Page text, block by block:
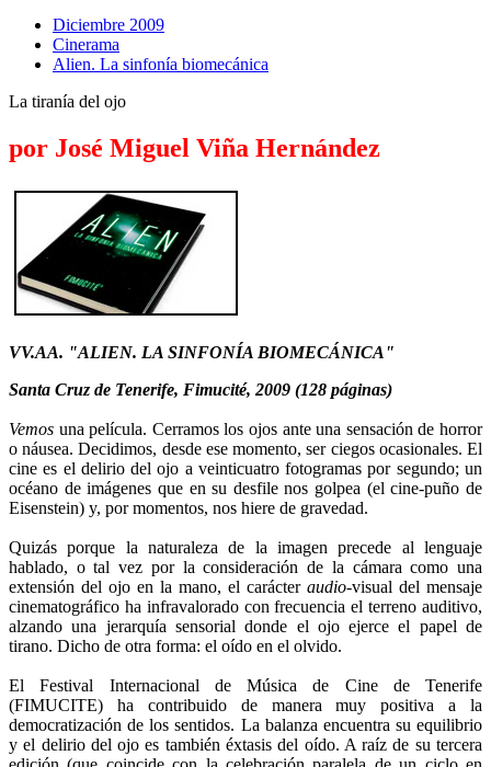
Diciembre 2009
Cinerama
Alien. La sinfoní­a biomecánica
La tiraní­a del ojo
por José Miguel Viña Hernández
VV.AA. "ALIEN. LA SINFONÍA BIOMECÁNICA"
Santa Cruz de Tenerife, Fimucité, 2009 (128 páginas)
Vemos una película. Cerramos los ojos ante una sensación de horror
o náusea. Decidimos, desde ese momento, ser ciegos ocasionales. El
cine es el delirio del ojo a veinticuatro fotogramas por segundo; un
océano de imágenes que en su desfile nos golpea (el cine-puño de
Eisenstein) y, por momentos, nos hiere de gravedad.
Quizás porque la naturaleza de la imagen precede al lenguaje
hablado, o tal vez por la consideración de la cámara como una
extensión del ojo en la mano, el carácter audio-visual del mensaje
cinematográfico ha infravalorado con frecuencia el terreno auditivo,
alzando una jerarquía sensorial donde el ojo ejerce el papel de
tirano. Dicho de otra forma: el oído en el olvido.
El Festival Internacional de Música de Cine de Tenerife
(FIMUCITE) ha contribuido de manera muy positiva a la
democratización de los sentidos. La balanza encuentra su equilibrio
y el delirio del ojo es también éxtasis del oído. A raíz de su tercera